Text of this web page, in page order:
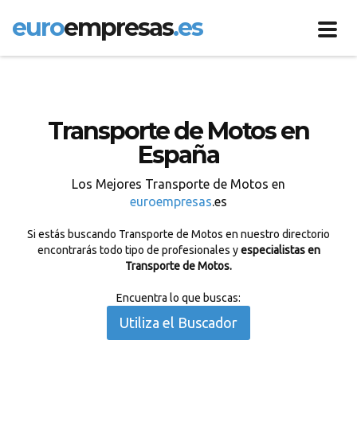
euroempresas.es
Transporte de Motos en
España
Los Mejores Transporte de Motos en
euroempresas.es
Si estás buscando Transporte de Motos en nuestro directorio
encontrarás todo tipo de profesionales yespecialistas en
Transporte de Motos.
Encuentra lo que buscas:
Utiliza el Buscador